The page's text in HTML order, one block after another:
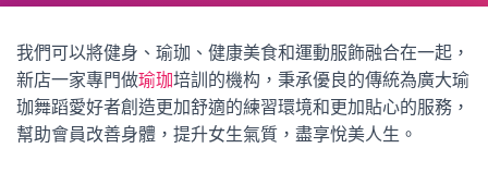
N
我們可以將健身、瑜珈、健康美食和運動服飾融合在一起，
新店一家專門做瑜珈培訓的機构，秉承優良的傳統為廣大瑜
珈舞蹈愛好者創造更加舒適的練習環境和更加貼心的服務，
幫助會員改善身體，提升女生氣質，盡享悅美人生。